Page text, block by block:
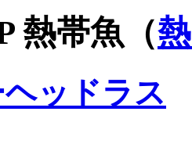
熱帯魚（
ッドラス